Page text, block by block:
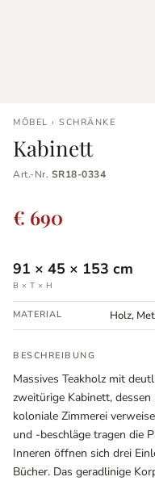
MÖBEL › SCHRÄNKE
Kabinett
Art.-Nr. SR18-0334
€ 690
91 × 45 × 153 cm
B × T × H
MATERIAL Holz,
BESCHREIBUNG
Massives Teakholz mit
zweitürige Kabinett,
koloniale Zimmerei
und -beschläge tragen die
Inneren öffnen sich drei
Bücher. Das geradlinige